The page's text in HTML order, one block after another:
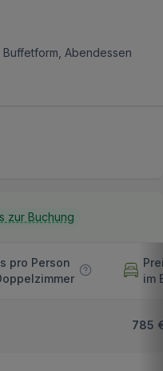
Buffetform, Abendessen
zur Buchung
pro Person
im
785